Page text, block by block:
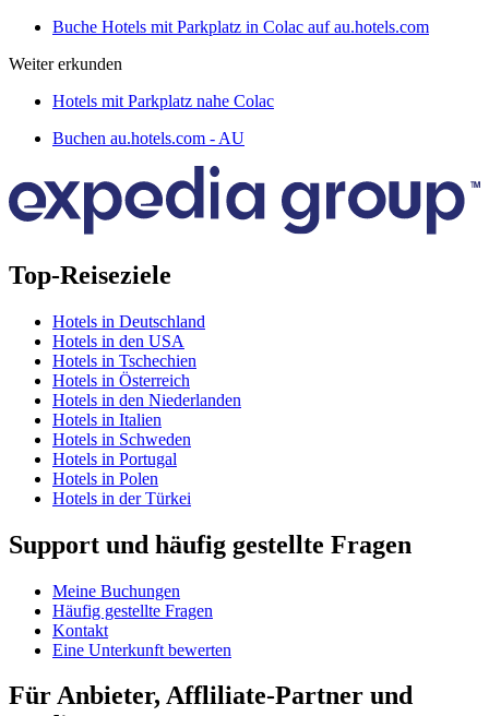
Buche Hotels mit Parkplatz in Colac auf au.hotels.com
Weiter erkunden
Hotels mit Parkplatz nahe Colac
Buchen au.hotels.com - AU
Top-Reiseziele
Hotels in Deutschland
Hotels in den USA
Hotels in Tschechien
Hotels in Österreich
Hotels in den Niederlanden
Hotels in Italien
Hotels in Schweden
Hotels in Portugal
Hotels in Polen
Hotels in der Türkei
Support und häufig gestellte Fragen
Meine Buchungen
Häufig gestellte Fragen
Kontakt
Eine Unterkunft bewerten
Für Anbieter, Affliliate-Partner und